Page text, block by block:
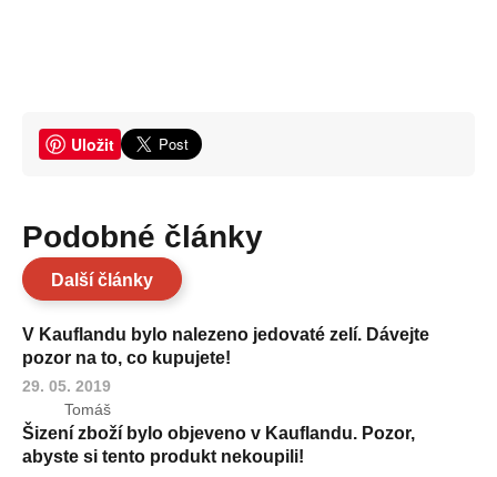
Uložit
Podobné články
Další články
V Kauflandu bylo nalezeno jedovaté zelí. Dávejte
pozor na to, co kupujete!
29. 05. 2019
Tomáš
Šizení zboží bylo objeveno v Kauflandu. Pozor,
abyste si tento produkt nekoupili!